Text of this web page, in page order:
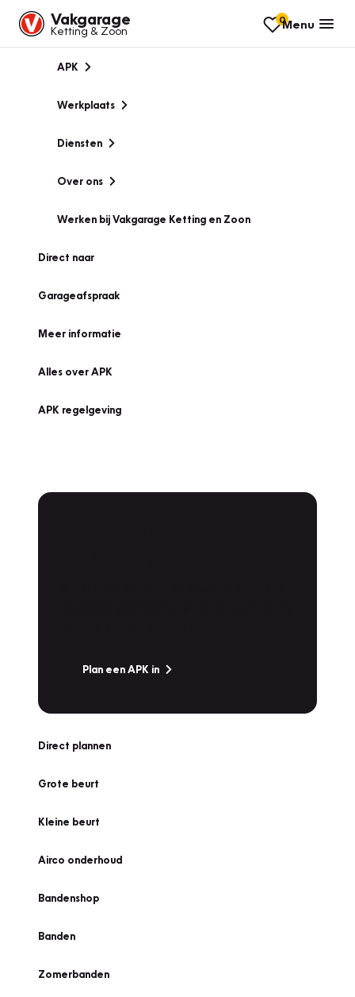
Vakgarage
Ketting & Zoon
0Menu
APK
Werkplaats
Diensten
Over ons
Werken bij Vakgarage Ketting en Zoon
Direct naar
Garageafspraak
Meer informatie
Alles over APK
APK regelgeving
Plan een APK in
Direct plannen
Grote beurt
Kleine beurt
Airco onderhoud
Bandenshop
Banden
Zomerbanden